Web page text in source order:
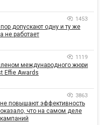
1453
допускают одну и ту же
не работает
1119
международного жюри
Effie Awards
3863
повышают эффективность
что на самом деле